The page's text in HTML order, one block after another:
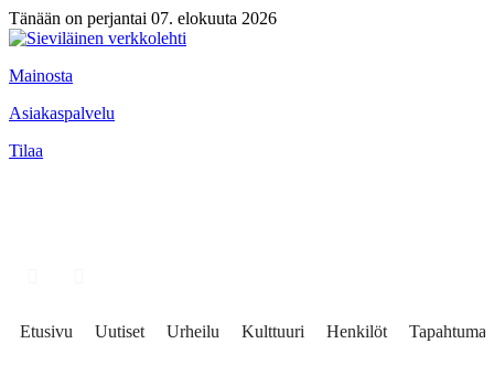
Tänään on perjantai 07. elokuuta 2026
Mainosta
Asiakaspalvelu
Tilaa
Etusivu Uutiset Urheilu Kulttuuri Henkilöt Tapahtumat